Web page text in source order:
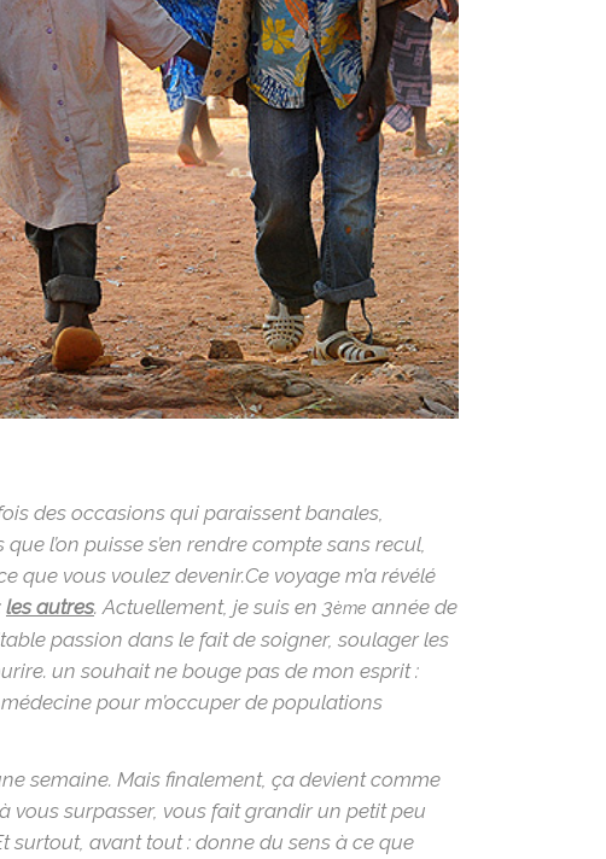
des occasions qui paraissent banales,
l’on puisse s’en rendre compte sans recul,
que vous voulez devenir.Ce voyage m’a révélé
les autres. Actuellement, je suis en 3ème année de
passion dans le fait de soigner, soulager les
un souhait ne bouge pas de mon esprit :
pour m’occuper de populations
semaine. Mais finalement, ça devient comme
vous surpasser, vous fait grandir un petit peu
surtout, avant tout : donne du sens à ce que